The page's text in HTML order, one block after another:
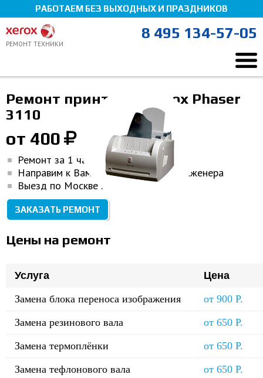
РАБОТАЕМ БЕЗ ВЫХОДНЫХ И ПРАЗДНИКОВ
РЕМОНТ ТЕХНИКИ
8 495 134-57-05
Xerox Phaser 3110
Мы здесь, чтобы помочь!
Ремонт принтеров Xerox Phaser
3110
от 400
Ремонт за 1 час
Направим к Вам домой или в офис инженера
Выезд по Москве и МО
ЗАКАЗАТЬ РЕМОНТ
Цены на ремонт
Услуга
Цена
Замена блока переноса изображения
от 900 Р.
Замена резинового вала
от 650 Р.
Замена термоплёнки
от 650 Р.
Замена тефлонового вала
от 650 Р.